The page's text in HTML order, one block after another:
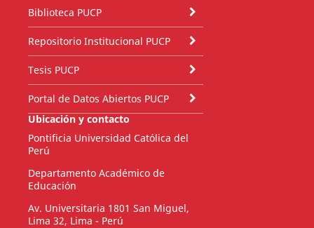
Biblioteca PUCP
Repositorio Institucional PUCP
Tesis PUCP
Portal de Datos Abiertos PUCP
Ubicación y contacto
Pontificia Universidad Católica del
Perú
Departamento Académico de
Educación
Av. Universitaria 1801 San Miguel,
Lima 32, Lima - Perú